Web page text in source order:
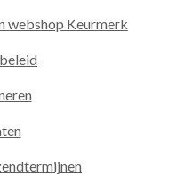
webshop Keurmerk